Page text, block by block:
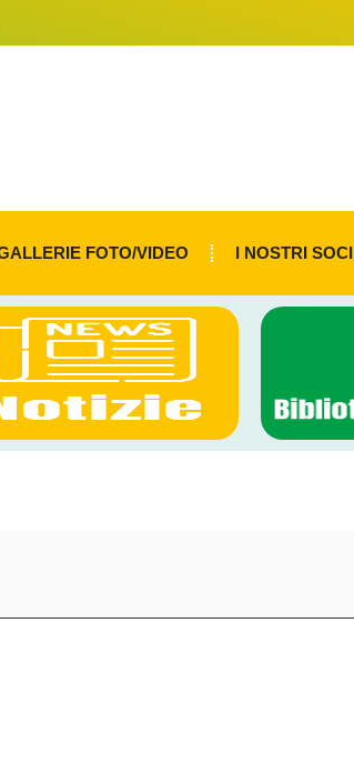
FOTO/VIDEO I NOSTRI SOCI